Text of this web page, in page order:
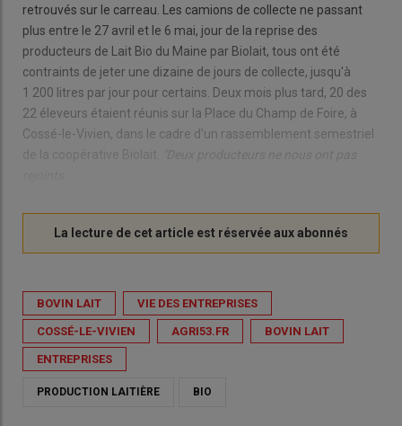
retrouvés sur le carreau. Les camions de collecte ne passant
plus entre le 27 avril et le 6 mai, jour de la reprise des
producteurs de Lait Bio du Maine par Biolait, tous ont été
contraints de jeter une dizaine de jours de collecte, jusqu'à
1 200 litres par jour pour certains. Deux mois plus tard, 20 des
22 éleveurs étaient réunis sur la Place du Champ de Foire, à
Cossé-le-Vivien, dans le cadre d'un rassemblement semestriel
de la coopérative Biolait.
BOVIN LAIT VIE DES ENTREPRISES
COSSÉ-LE-VIVIEN AGRI53.FR BOVIN LAIT
ENTREPRISES
PRODUCTION LAITIÈRE BIO